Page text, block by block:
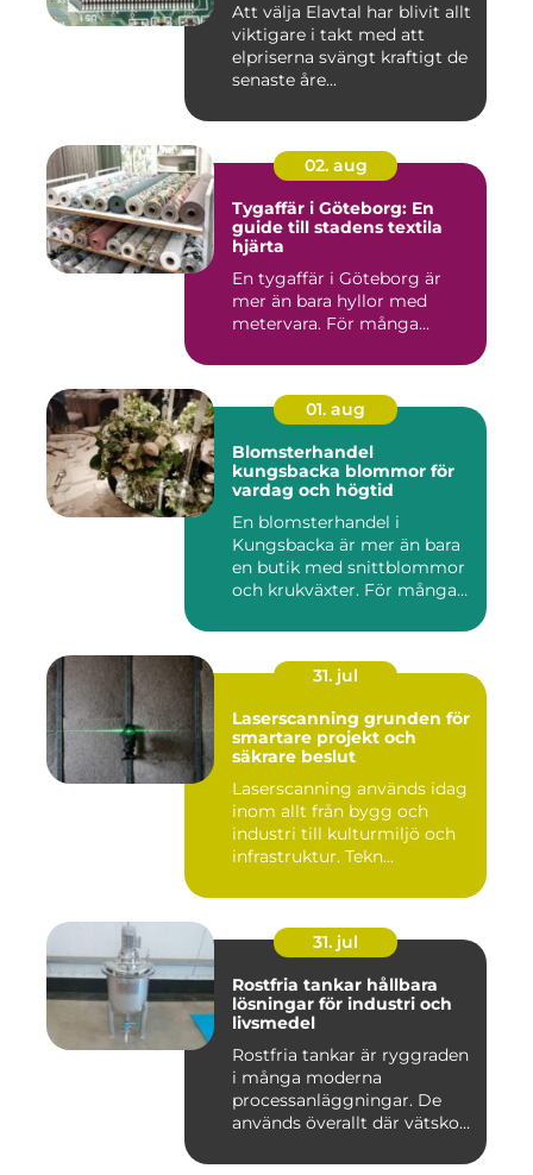
Att välja Elavtal har blivit allt
viktigare i takt med att
elpriserna svängt kraftigt de
senaste åre...
02. aug
Tygaffär i Göteborg: En
guide till stadens textila
hjärta
En tygaffär i Göteborg är
mer än bara hyllor med
metervara. För många...
01. aug
Blomsterhandel
kungsbacka blommor för
vardag och högtid
En blomsterhandel i
Kungsbacka är mer än bara
en butik med snittblommor
och krukväxter. För många
31. jul
Laserscanning grunden för
smartare projekt och
säkrare beslut
Laserscanning används idag
inom allt från bygg och
industri till kulturmiljö och
infrastruktur. Tekn...
31. jul
Rostfria tankar hållbara
lösningar för industri och
livsmedel
Rostfria tankar är ryggraden
i många moderna
processanläggningar. De
används överallt där vätskor,